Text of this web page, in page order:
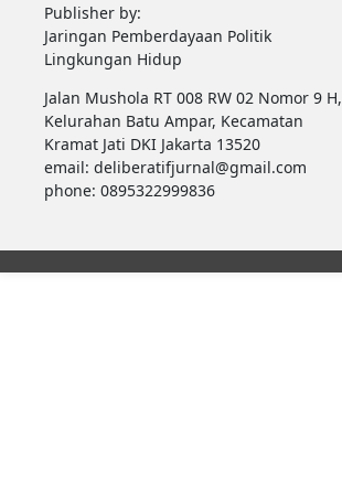
Publisher by:
Jaringan Pemberdayaan Politik
Lingkungan Hidup
Jalan Mushola RT 008 RW 02 Nomor 9 H,
Kelurahan Batu Ampar, Kecamatan
Kramat Jati DKI Jakarta 13520
email: deliberatifjurnal@gmail.com
phone: 0895322999836